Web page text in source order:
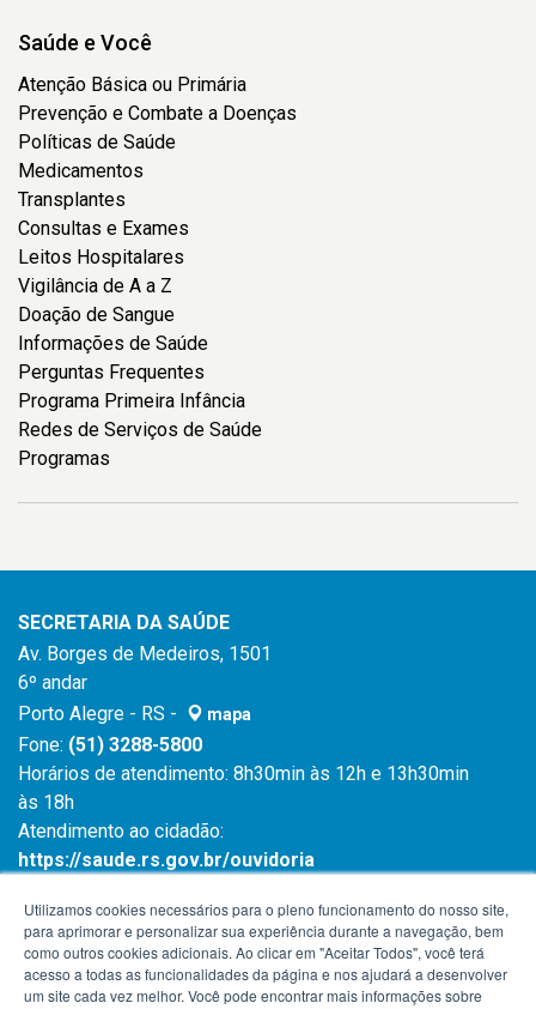
Saúde e Você
Atenção Básica ou Primária
Prevenção e Combate a Doenças
Políticas de Saúde
Medicamentos
Transplantes
Consultas e Exames
Leitos Hospitalares
Vigilância de A a Z
Doação de Sangue
Informações de Saúde
Perguntas Frequentes
Programa Primeira Infância
Redes de Serviços de Saúde
Programas
SECRETARIA DA SAÚDE
Av. Borges de Medeiros, 1501
6º andar
Porto Alegre - RS -
mapa
Fone: (51) 3288-5800
Horários de atendimento: 8h30min às 12h e 13h30min
às 18h
Atendimento ao cidadão:
https://saude.rs.gov.br/ouvidoria
Utilizamos cookies necessários para o pleno funcionamento do nosso site,
para aprimorar e personalizar sua experiência durante a navegação, bem
como outros cookies adicionais. Ao clicar em "Aceitar Todos", você terá
acesso a todas as funcionalidades da página e nos ajudará a desenvolver
um site cada vez melhor. Você pode encontrar mais informações sobre